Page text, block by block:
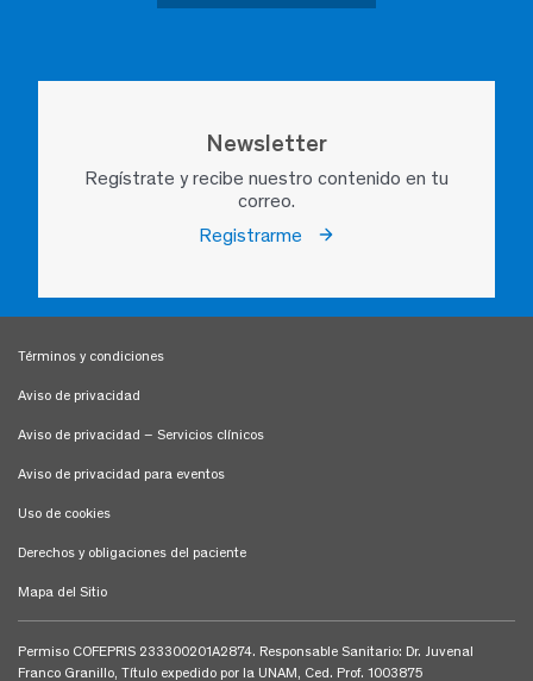
Newsletter
Regístrate y recibe nuestro contenido en tu
correo.
Registrarme
Términos y condiciones
Aviso de privacidad
Aviso de privacidad – Servicios clínicos
Aviso de privacidad para eventos
Uso de cookies
Derechos y obligaciones del paciente
Mapa del Sitio
Permiso COFEPRIS 233300201A2874. Responsable Sanitario: Dr. Juvenal
Franco Granillo, Título expedido por la UNAM, Ced. Prof. 1003875